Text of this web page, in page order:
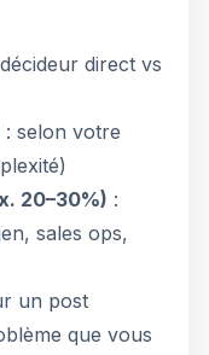
direct vs
: selon votre
20–30%) :
sales ops,
un post
que vous